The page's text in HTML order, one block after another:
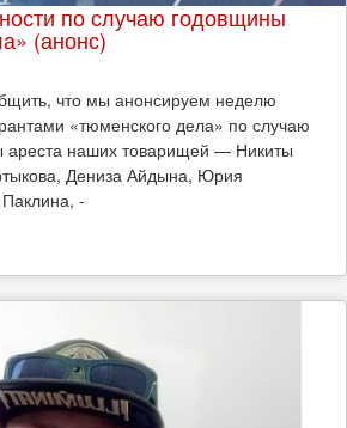
по случаю годовщины
(анонс)
что мы анонсируем неделю
«тюменского дела» по случаю
ареста наших товарищей — Никиты
Дениза Айдына, Юрия
-